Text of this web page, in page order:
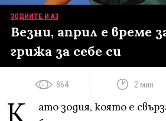
ЗОДИИТЕ И АЗ
Везни, април е време
грижа за себе си
864 2 мин
К
ато зодия, която е